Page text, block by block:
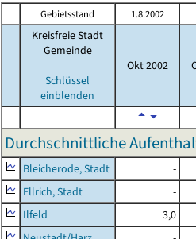
Gebietsstand 1.8.2002
Kreisfreie Stadt
Gemeinde
Schlüssel
einblenden
Okt 2002
Durchschnittliche
Bleicherode, Stadt -
Ellrich, Stadt
-
Ilfeld
3,0